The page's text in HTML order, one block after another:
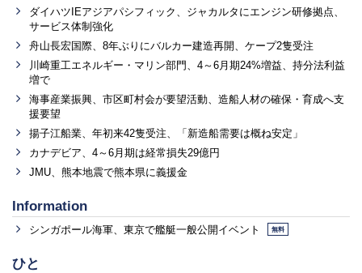
ダイハツIEアジアパシフィック、ジャカルタにエンジン研修拠点、
サービス体制強化
舟山長宏国際、8年ぶりにバルカー建造再開、ケープ2隻受注
川崎重工エネルギー・マリン部門、4～6月期24%増益、持分法利益
増で
海事産業振興、市区町村会が要望活動、造船人材の確保・育成へ支
援要望
揚子江船業、年初来42隻受注、「新造船需要は概ね安定」
カナデビア、4～6月期は経常損失29億円
JMU、熊本地震で熊本県に義援金
Information
シンガポール海軍、東京で艦艇一般公開イベント 無料
ひと